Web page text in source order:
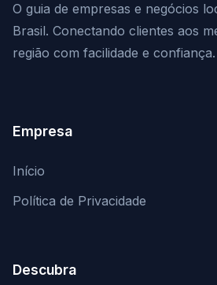
O guia de empresas e negócios
Brasil. Conectando clientes aos
região com facilidade e confiança.
Empresa
Início
Política de Privacidade
Descubra